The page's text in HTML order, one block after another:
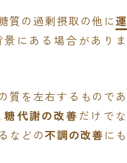
質の過剰摂取の他に運
景にある場合がありま
質を左右するものであ
糖代謝の改善だけでな
などの不調の改善にも